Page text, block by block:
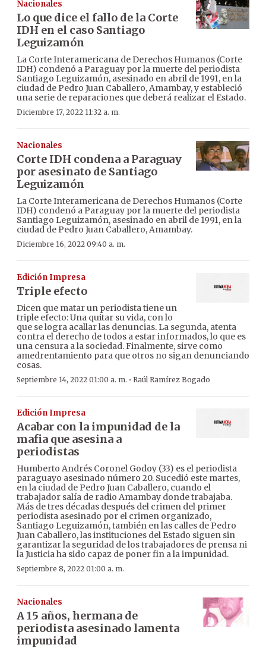
Nacionales
Lo que dice el fallo de la Corte
IDH en el caso Santiago
Leguizamón
La Corte Interamericana de Derechos Humanos (Corte
IDH) condenó a Paraguay por la muerte del periodista
Santiago Leguizamón, asesinado en abril de 1991, en la
ciudad de Pedro Juan Caballero, Amambay, y estableció
una serie de reparaciones que deberá realizar el Estado.
Diciembre 17, 2022 11:32 a. m.
Nacionales
Corte IDH condena a Paraguay
por asesinato de Santiago
Leguizamón
La Corte Interamericana de Derechos Humanos (Corte
IDH) condenó a Paraguay por la muerte del periodista
Santiago Leguizamón, asesinado en abril de 1991, en la
ciudad de Pedro Juan Caballero, Amambay.
Diciembre 16, 2022 09:40 a. m.
Edición Impresa
Triple efecto
Dicen que matar un periodista tiene un
triple efecto: Una quitar su vida, con lo
que se logra acallar las denuncias. La segunda, atenta
contra el derecho de todos a estar informados, lo que es
una censura a la sociedad. Finalmente, sirve como
amedrentamiento para que otros no sigan denunciando
cosas.
Septiembre 14, 2022 01:00 a. m. · Raúl Ramírez Bogado
Edición Impresa
Acabar con la impunidad de la
mafia que asesina a
periodistas
Humberto Andrés Coronel Godoy (33) es el periodista
paraguayo asesinado número 20. Sucedió este martes,
en la ciudad de Pedro Juan Caballero, cuando el
trabajador salía de radio Amambay donde trabajaba.
Más de tres décadas después del crimen del primer
periodista asesinado por el crimen organizado,
Santiago Leguizamón, también en las calles de Pedro
Juan Caballero, las instituciones del Estado siguen sin
garantizar la seguridad de los trabajadores de prensa ni
la Justicia ha sido capaz de poner fin a la impunidad.
Septiembre 8, 2022 01:00 a. m.
Nacionales
A 15 años, hermana de
periodista asesinado lamenta
impunidad